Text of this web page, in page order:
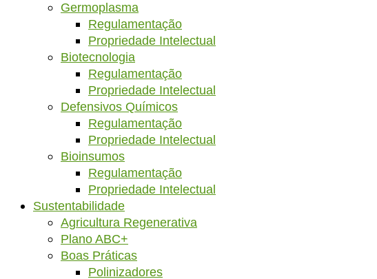
Germoplasma
Regulamentação
Propriedade Intelectual
Biotecnologia
Regulamentação
Propriedade Intelectual
Defensivos Químicos
Regulamentação
Propriedade Intelectual
Bioinsumos
Regulamentação
Propriedade Intelectual
Sustentabilidade
Agricultura Regenerativa
Plano ABC+
Boas Práticas
Polinizadores